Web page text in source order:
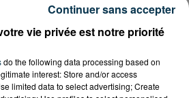
vie privée est notre priorité
do the following data processing based on
interest: Store and/or access
limited data to select advertising; Create
Continuer sans accepter